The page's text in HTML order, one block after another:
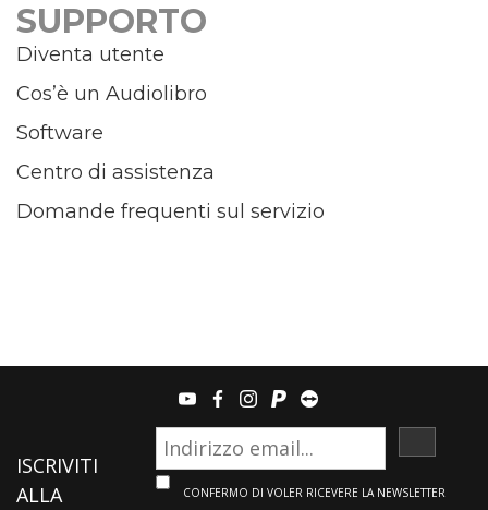
SUPPORTO
Diventa utente
Cos’è un Audiolibro
Software
Centro di assistenza
Domande frequenti sul servizio
youtubefacebook
instagram
paypalteamviewer
ISCRIVITI
ALLA
CONFERMO DI VOLER RICEVERE LA NEWSLETTER